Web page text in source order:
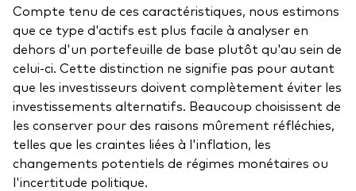
Compte tenu de ces caractéristiques, nous estimons
que ce type d'actifs est plus facile à analyser en
dehors d'un portefeuille de base plutôt qu'au sein de
celui-ci. Cette distinction ne signifie pas pour autant
que les investisseurs doivent complètement éviter les
investissements alternatifs. Beaucoup choisissent de
les conserver pour des raisons mûrement réfléchies,
telles que les craintes liées à l'inflation, les
changements potentiels de régimes monétaires ou
l'incertitude politique.